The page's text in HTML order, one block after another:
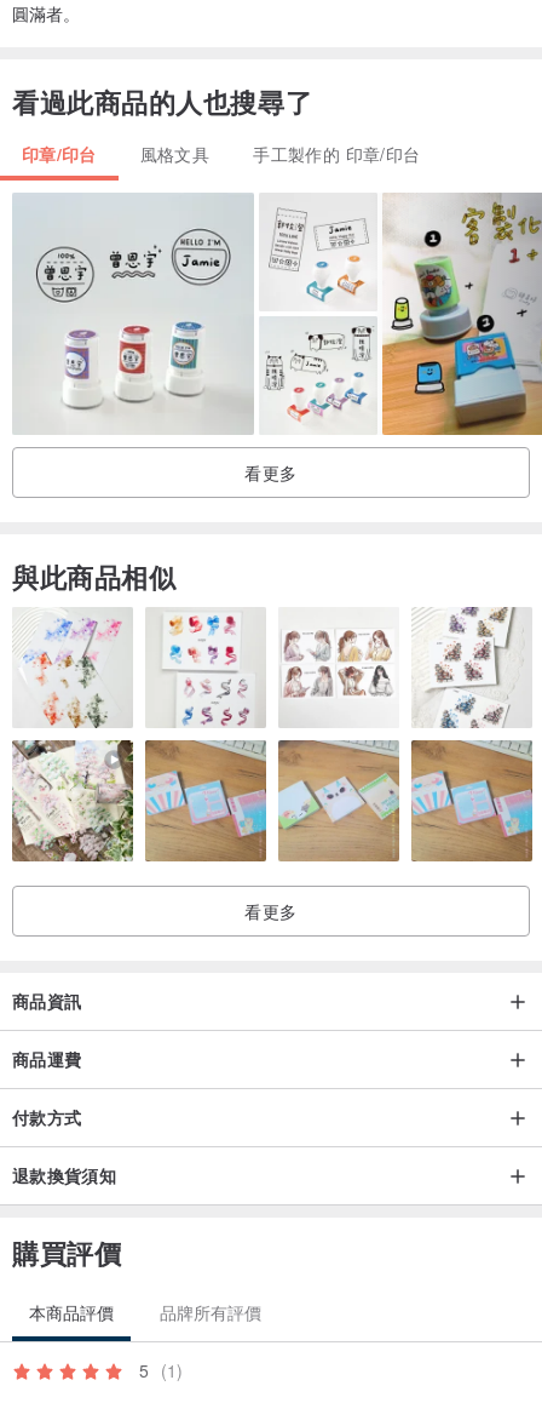
圓滿者。
看過此商品的人也搜尋了
印章/印台 風格文具 手工製作的 印章/印台
看更多
與此商品相似
看更多
商品資訊
商品運費
付款方式
退款換貨須知
購買評價
本商品評價 品牌所有評價
5 (1)